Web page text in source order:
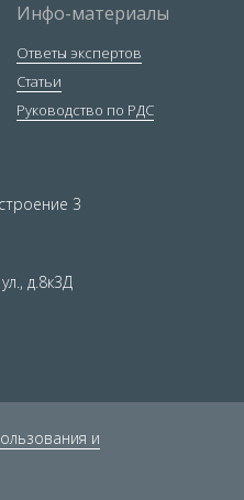
Инфо-материалы
Ответы экспертов
Статьи
Руководство по РДС
3
д.8к3Д
и